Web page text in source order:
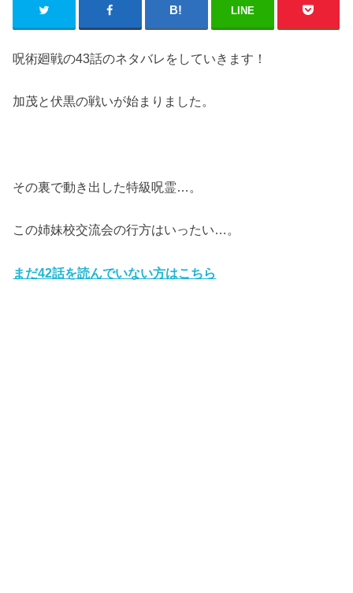
LINE
呪術廻戦の43話のネタバレをしていきます！
加茂と伏黒の戦いが始まりました。
その裏で動き出した特級呪霊…。
この姉妹校交流会の行方はいったい…。
まだ42話を読んでいない方はこちら